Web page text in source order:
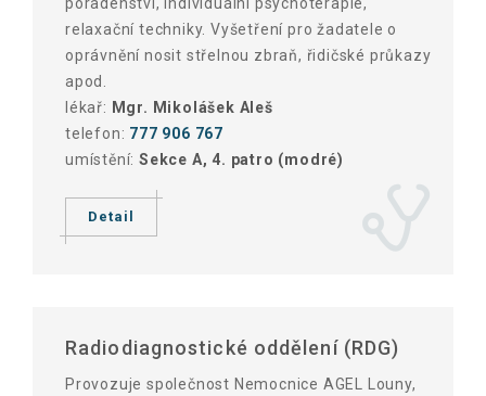
relaxační techniky. Vyšetření pro žadatele o
oprávnění nosit střelnou zbraň, řidičské průkazy
apod.
lékař: Mgr. Mikolášek Aleš
telefon: 777 906 767
umístění: Sekce A, 4. patro (modré)
Detail
Radiodiagnostické oddělení (RDG)
Provozuje společnost Nemocnice AGEL Louny,